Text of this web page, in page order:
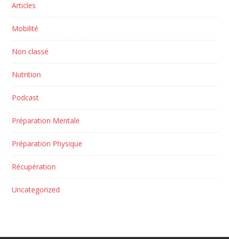
Articles
Mobilité
Non classé
Nutrition
Podcast
Préparation Mentale
Préparation Physique
Récupération
Uncategorized